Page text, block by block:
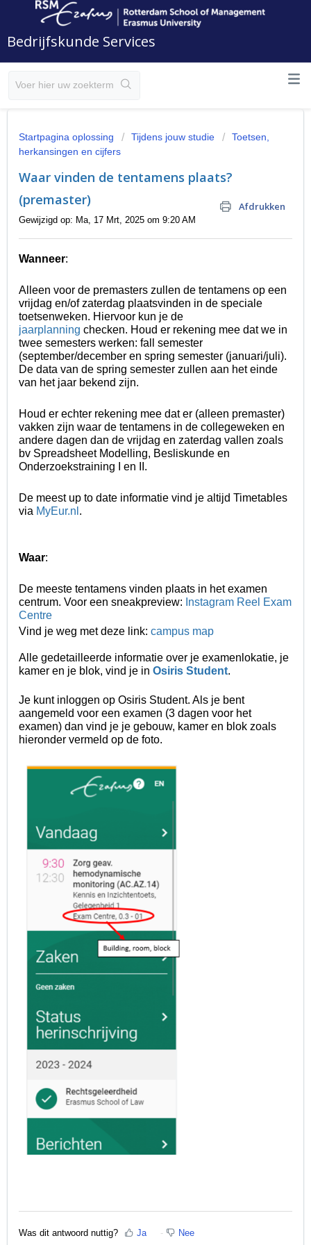
Bedrijfskunde Services
Startpagina oplossing Tijdens jouw studie
Toetsen,
herkansingen en cijfers
Waar vinden de tentamens plaats?
(premaster)
Afdrukken
Gewijzigd op: Ma, 17 Mrt, 2025 om 9:20 AM
Wanneer:
Alleen voor de premasters zullen de tentamens op een
vrijdag en/of zaterdag plaatsvinden in de speciale
toetsenweken. Hiervoor kun je de
jaarplanning checken. Houd er rekening mee dat we in
twee semesters werken: fall semester
(september/december en spring semester (januari/juli).
De data van de spring semester zullen aan het einde
van het jaar bekend zijn.
Houd er echter rekening mee dat er (alleen premaster)
vakken zijn waar de tentamens in de collegeweken en
andere dagen dan de vrijdag en zaterdag vallen zoals
bv Spreadsheet Modelling, Besliskunde en
Onderzoekstraining I en II.
De meest up to date informatie vind je altijd Timetables
via MyEur.nl .
Waar:
De meeste tentamens vinden plaats in het examen
centrum. Voor een sneakpreview: Instagram Reel Exam
Centre
Vind je weg met deze link: campus map
Alle gedetailleerde informatie over je examenlokatie, je
kamer en je blok, vind je in Osiris Student.
Je kunt inloggen op Osiris Student. Als je bent
aangemeld voor een examen (3 dagen voor het
examen) dan vind je je gebouw, kamer en blok zoals
hieronder vermeld op de foto.
Was dit antwoord nuttig? Ja Nee